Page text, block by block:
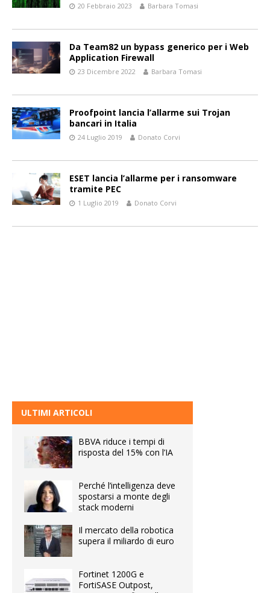
20 Febbraio 2023 Barbara Tomasi
Da Team82 un bypass generico per i Web
Application Firewall
23 Dicembre 2022 Barbara Tomasi
Proofpoint lancia l’allarme sui Trojan
bancari in Italia
24 Luglio 2019 Donato Corvi
ESET lancia l’allarme per i ransomware
tramite PEC
1 Luglio 2019 Donato Corvi
ULTIMI ARTICOLI
BBVA riduce i tempi di
risposta del 15% con l’IA
Perché l’intelligenza deve
spostarsi a monte degli
stack moderni
Il mercato della robotica
supera il miliardo di euro
Fortinet 1200G e
FortiSASE Outpost,